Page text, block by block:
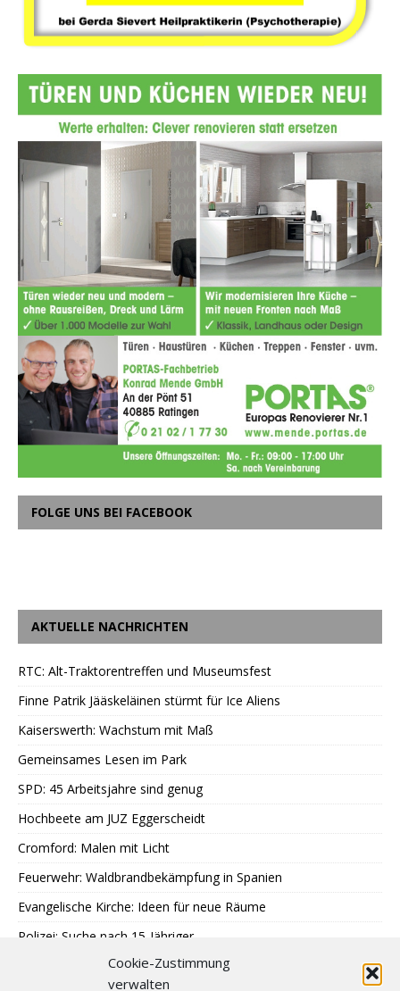
Cookie-Zustimmung
verwalten
FOLGE UNS BEI FACEBOOK
AKTUELLE NACHRICHTEN
RTC: Alt-Traktorentreffen und Museumsfest
Finne Patrik Jääskeläinen stürmt für Ice Aliens
Kaiserswerth: Wachstum mit Maß
Gemeinsames Lesen im Park
SPD: 45 Arbeitsjahre sind genug
Hochbeete am JUZ Eggerscheidt
Cromford: Malen mit Licht
Feuerwehr: Waldbrandbekämpfung in Spanien
Evangelische Kirche: Ideen für neue Räume
Polizei: Suche nach 15-Jähriger
A40: Nach Fahrzeugbrand Sperrung